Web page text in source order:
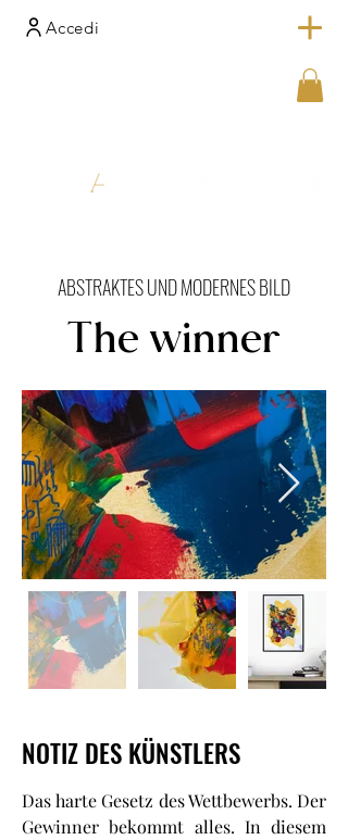
Accedi
ABSTRAKTES UND MODERNES BILD
The winner
NOTIZ DES KÜNSTLERS
Das harte Gesetz des Wettbewerbs. Der
Gewinner bekommt alles. In diesem